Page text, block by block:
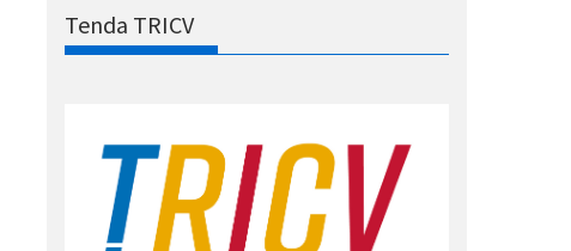
Tenda TRICV